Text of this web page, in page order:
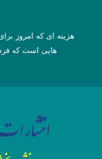
هزینه ای که امروز
هایی است که